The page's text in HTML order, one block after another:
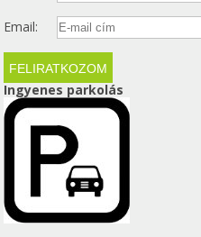
Email:
Ingyenes parkolás